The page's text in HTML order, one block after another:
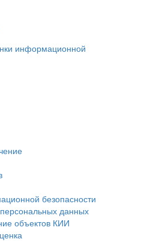
информационной
безопасности
данных
объектов КИИ